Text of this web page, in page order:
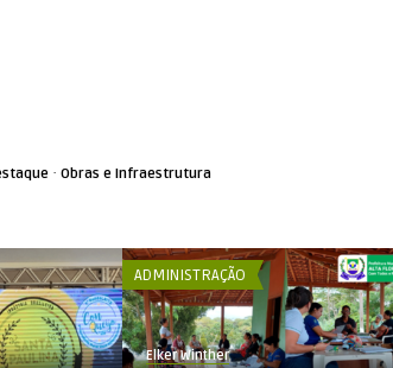
· Obras e Infraestrutura
ADMINISTRAÇÃO
Elker Winther